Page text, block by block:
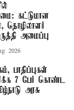
கட்டுமான
தொழிலாளர்
அமைப்பு
2026
பாதிப்புகள்
7 பேர் கொண்ட
அரசு